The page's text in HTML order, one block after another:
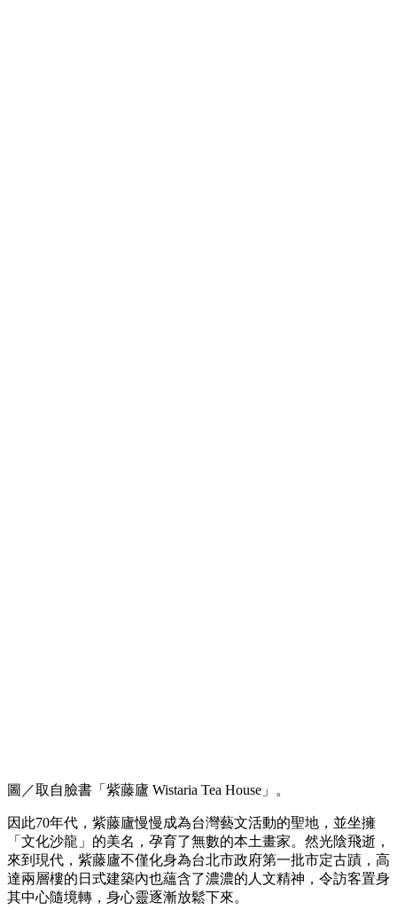
圖／取自臉書「紫藤廬 Wistaria Tea House」。
因此70年代，紫藤廬慢慢成為台灣藝文活動的聖地，並坐擁
「文化沙龍」的美名，孕育了無數的本土畫家。然光陰飛逝，
來到現代，紫藤廬不僅化身為台北市政府第一批市定古蹟，高
達兩層樓的日式建築內也蘊含了濃濃的人文精神，令訪客置身
其中心隨境轉，身心靈逐漸放鬆下來。